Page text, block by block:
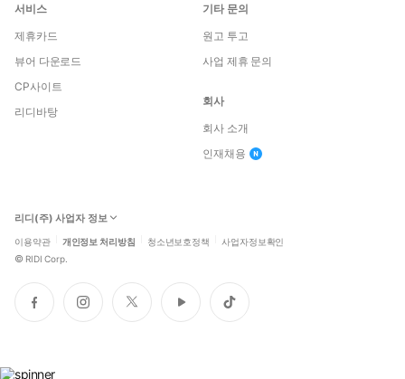
서비스
제휴카드
뷰어 다운로드
CP사이트
리디바탕
기타 문의
원고 투고
사업 제휴 문의
회사
회사 소개
인재채용
리디(주) 사업자 정보
이용약관 개인정보 처리방침 청소년보호정책 사업자정보확인
© RIDI Corp.
페
이
인
스
트
위
유
튜
틱
톡